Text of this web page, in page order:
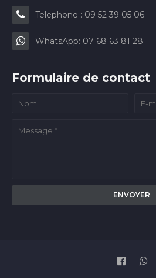
Telephone : 09 52 39 05 06
WhatsApp: 07 68 63 81 28
Formulaire de contact